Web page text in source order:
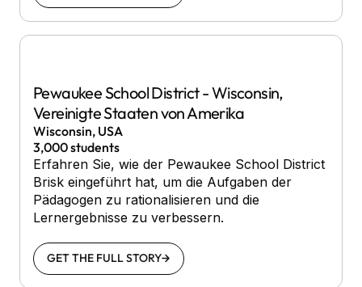
Pewaukee School District - Wisconsin,
Vereinigte Staaten von Amerika
Wisconsin, USA
3,000 students
Erfahren Sie, wie der Pewaukee School District
Brisk eingeführt hat, um die Aufgaben der
Pädagogen zu rationalisieren und die
Lernergebnisse zu verbessern.
GET THE FULL STORY